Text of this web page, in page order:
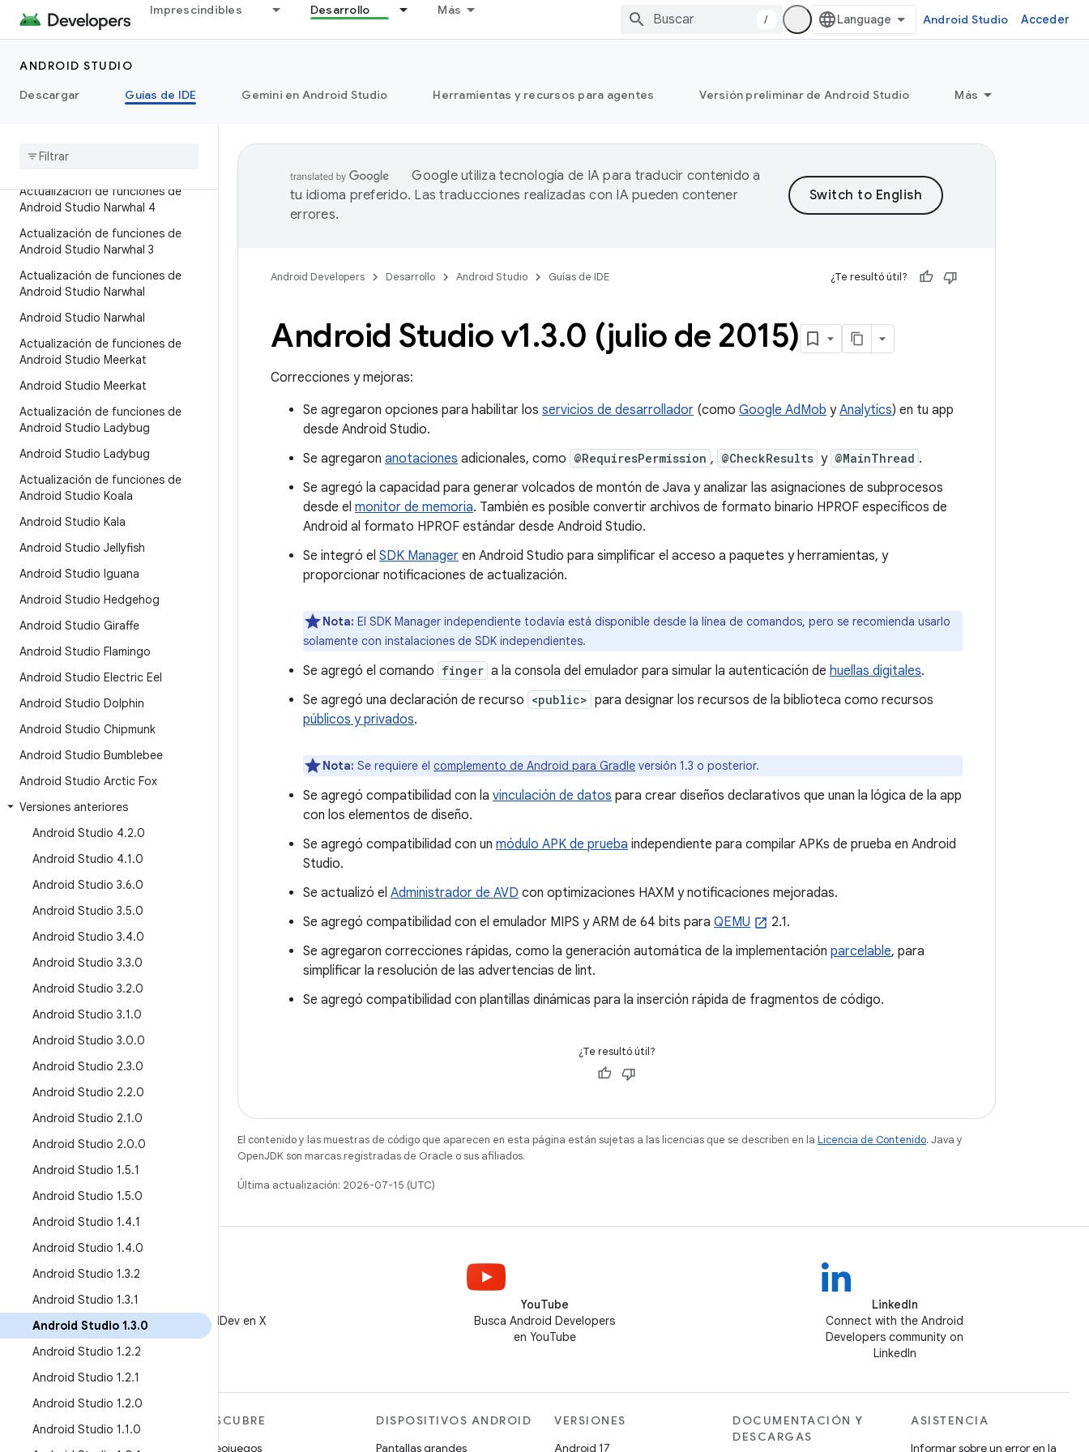
Imprescindibles Desarrollo Más
/ Android Studio Acceder
ANDROID STUDIO
Descargar
Guías de IDE Gemini en Android Studio Herramientas y recursos para agentes Versión preliminar de Android Studio Más
Android Studio Panda 2
Android Studio Otter 3
Android Studio Otter
Actualización de funciones de
Android Studio Narwhal 4
Actualización de funciones de
Android Studio Narwhal 3
Actualización de funciones de
Android Studio Narwhal
Android Studio Narwhal
Actualización de funciones de
Android Studio Meerkat
Android Studio Meerkat
Actualización de funciones de
Android Studio Ladybug
Android Studio Ladybug
Actualización de funciones de
Android Studio Koala
Android Studio Kala
Android Studio Jellyfish
Android Studio Iguana
Android Studio Hedgehog
Android Studio Giraffe
Android Studio Flamingo
Android Studio Electric Eel
Android Studio Dolphin
Android Studio Chipmunk
Android Studio Bumblebee
Android Studio Arctic Fox
Versiones anteriores
Android Studio 4.2.0
Android Studio 4.1.0
Android Studio 3.6.0
Android Studio 3.5.0
Android Studio 3.4.0
Android Studio 3.3.0
Android Studio 3.2.0
Android Studio 3.1.0
Android Studio 3.0.0
Android Studio 2.3.0
Android Studio 2.2.0
Android Studio 2.1.0
Android Studio 2.0.0
Android Studio 1.5.1
Android Studio 1.5.0
Android Studio 1.4.1
Android Studio 1.4.0
Android Studio 1.3.2
Android Studio 1.3.1
Android Studio 1.3.0
Android Studio 1.2.2
Android Studio 1.2.1
Android Studio 1.2.0
Android Studio 1.1.0
Google utiliza tecnología de IA para traducir contenido a
tu idioma preferido. Las traducciones realizadas con IA pueden contener
errores.
Android Developers Desarrollo Android Studio Guías de IDE ¿Te resultó útil?
Android Studio v1.3.0 (julio de 2015)
Correcciones y mejoras:
Se agregaron opciones para habilitar los servicios de desarrollador (como Google AdMob yAnalytics) en tu app
desde Android Studio.
Se agregaron anotaciones adicionales, como @RequiresPermission , @CheckResults y @MainThread .
Se agregó la capacidad para generar volcados de montón de Java y analizar las asignaciones de subprocesos
desde el monitor de memoria. También es posible convertir archivos de formato binario HPROF específicos de
Android al formato HPROF estándar desde Android Studio.
Se integró el SDK Manager en Android Studio para simplificar el acceso a paquetes y herramientas, y
proporcionar notificaciones de actualización.
Nota: El SDK Manager independiente todavía está disponible desde la línea de comandos, pero se recomienda usarlo
solamente con instalaciones de SDK independientes.
Se agregó el comando finger a la consola del emulador para simular la autenticación de huellas digitales.
Se agregó una declaración de recurso <public> para designar los recursos de la biblioteca como recursos
públicos y privados.
Nota: Se requiere el complemento de Android para Gradle versión 1.3 o posterior.
Se agregó compatibilidad con la vinculación de datos para crear diseños declarativos que unan la lógica de la app
con los elementos de diseño.
Se agregó compatibilidad con un módulo APK de prueba independiente para compilar APKs de prueba en Android
Studio.
Se actualizó el Administrador de AVD con optimizaciones HAXM y notificaciones mejoradas.
Se agregó compatibilidad con el emulador MIPS y ARM de 64 bits para QEMU
2.1.
Se agregaron correcciones rápidas, como la generación automática de la implementación parcelable, para
simplificar la resolución de las advertencias de lint.
Se agregó compatibilidad con plantillas dinámicas para la inserción rápida de fragmentos de código.
¿Te resultó útil?
El contenido y las muestras de código que aparecen en esta página están sujetas a las licencias que se describen en la Licencia de Contenido. Java y
OpenJDK son marcas registradas de Oracle o sus afiliados.
Última actualización: 2026-07-15 (UTC)
Sigue a @AndroidDev en X
YouTube
Busca Android Developers
en YouTube
LinkedIn
Connect with the Android
Developers community on
LinkedIn
Android
DESCUBRE
Videojuegos
DISPOSITIVOS ANDROID
Pantallas grandes
VERSIONES
Android 17
DOCUMENTACIÓN Y
DESCARGAS
ASISTENCIA
Informar sobre un error en la